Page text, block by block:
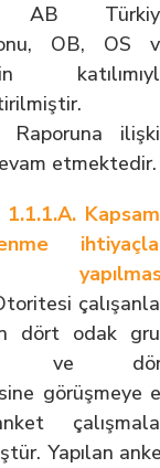
AB
OB, OS
Raporuna
etmektedir.
dört odak
ve
görüşmeye
Yapılan